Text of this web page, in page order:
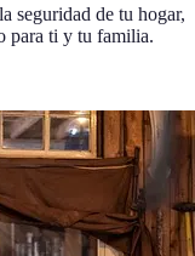
seguridad de tu hogar,
para ti y tu familia.